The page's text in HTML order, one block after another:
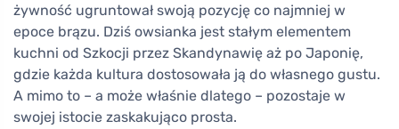
żywność ugruntował swoją pozycję co najmniej w
epoce brązu. Dziś owsianka jest stałym elementem
kuchni od Szkocji przez Skandynawię aż po Japonię,
gdzie każda kultura dostosowała ją do własnego gustu.
A mimo to – a może właśnie dlatego – pozostaje w
swojej istocie zaskakująco prosta.